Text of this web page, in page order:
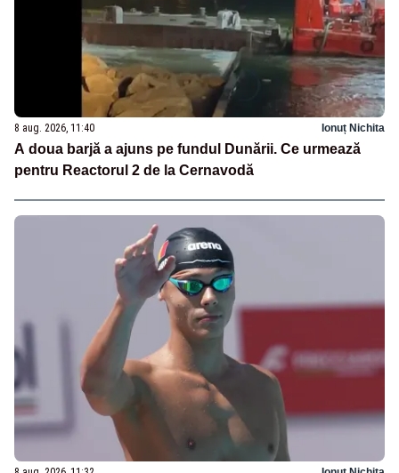
8 aug. 2026, 11:40 Ionuț Nichita
A doua barjă a ajuns pe fundul Dunării. Ce urmează
pentru Reactorul 2 de la Cernavodă